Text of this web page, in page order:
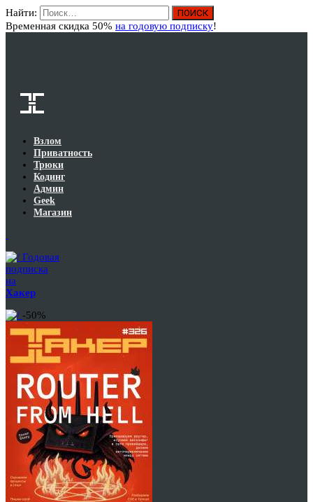
Найти:
Временная скидка 50% на годовую подписку!
Взлом
Приватность
Трюки
Кодинг
Админ
Geek
Магазин
Годовая
подписка
на
Хакер
-50%